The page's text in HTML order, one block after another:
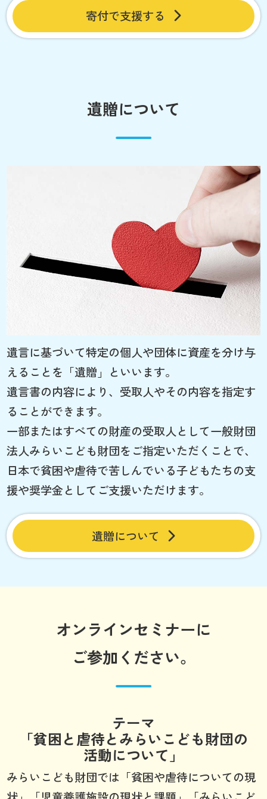
寄付で支援する
遺贈について
遺言に基づいて特定の個人や団体に資産を分け与
えることを「遺贈」といいます。
遺言書の内容により、受取人やその内容を指定す
ることができます。
一部またはすべての財産の受取人として一般財団
法人みらいこども財団をご指定いただくことで、
日本で貧困や虐待で苦しんでいる子どもたちの支
援や奨学金としてご支援いただけます。
遺贈について
オンラインセミナーに
ご参加ください。
テーマ
「貧困と虐待とみらいこども財団の
活動について」
みらいこども財団では「貧困や虐待についての現